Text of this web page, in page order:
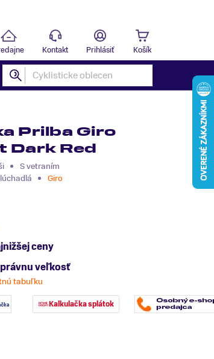
Kontakt Prihlásiť Košík
Prilba Giro
Dark Red
S vetraním
Giro
ceny
veľkosť
tabuľku
Kalkulačka splátok